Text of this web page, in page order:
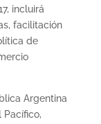
incluirá
facilitación
de
Argentina